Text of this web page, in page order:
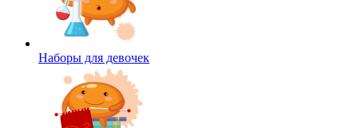
Наборы для девочек